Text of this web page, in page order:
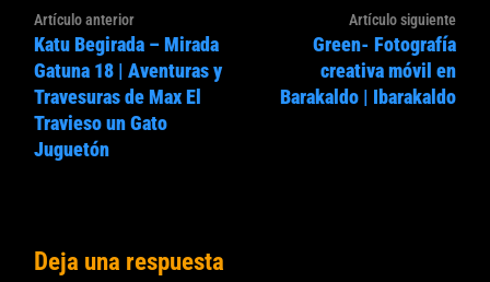
Navegación
de
entradas
Artículo anteriorArtículo
anterior:
Katu Begirada – Mirada
Gatuna 18 | Aventuras y
Travesuras de Max El
Travieso un Gato
Juguetón
Artículo siguiente
Green- Fotografía
creativa móvil en
Barakaldo | Ibarakaldo
Deja una respuesta